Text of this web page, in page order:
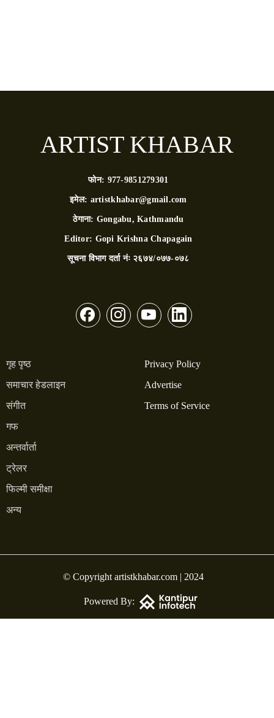
ARTIST KHABAR
फोन: 977-9851279301
इमेल: artistkhabar@gmail.com
ठेगाना: Gongabu, Kathmandu
Editor: Gopi Krishna Chapagain
सूचना विभाग दर्ता नंः २६७४/०७७-०७८
गृह पृष्ठ
समाचार हेडलाइन
संगीत
गफ
अन्तर्वार्ता
ट्रेलर
फिल्मी समीक्षा
अन्य
Privacy Policy
Advertise
Terms of Service
© Copyright artistkhabar.com | 2024
Powered By: